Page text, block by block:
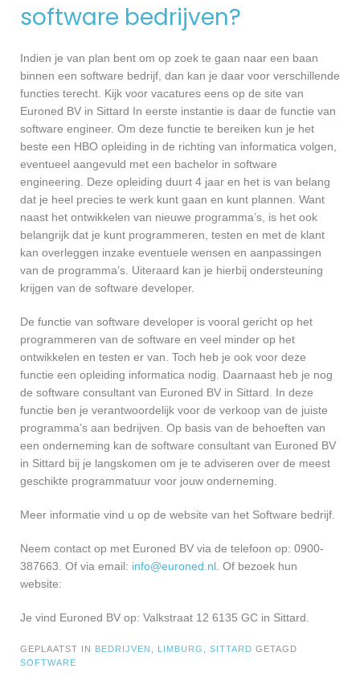
software bedrijven?
Indien je van plan bent om op zoek te gaan naar een baan
binnen een software bedrijf, dan kan je daar voor verschillende
functies terecht. Kijk voor vacatures eens op de site van
Euroned BV in Sittard In eerste instantie is daar de functie van
software engineer. Om deze functie te bereiken kun je het
beste een HBO opleiding in de richting van informatica volgen,
eventueel aangevuld met een bachelor in software
engineering. Deze opleiding duurt 4 jaar en het is van belang
dat je heel precies te werk kunt gaan en kunt plannen. Want
naast het ontwikkelen van nieuwe programma’s, is het ook
belangrijk dat je kunt programmeren, testen en met de klant
kan overleggen inzake eventuele wensen en aanpassingen
van de programma’s. Uiteraard kan je hierbij ondersteuning
krijgen van de software developer.
De functie van software developer is vooral gericht op het
programmeren van de software en veel minder op het
ontwikkelen en testen er van. Toch heb je ook voor deze
functie een opleiding informatica nodig. Daarnaast heb je nog
de software consultant van Euroned BV in Sittard. In deze
functie ben je verantwoordelijk voor de verkoop van de juiste
programma’s aan bedrijven. Op basis van de behoeften van
een onderneming kan de software consultant van Euroned BV
in Sittard bij je langskomen om je te adviseren over de meest
geschikte programmatuur voor jouw onderneming.
Meer informatie vind u op de website van het Software bedrijf.
Neem contact op met Euroned BV via de telefoon op: 0900-
387663. Of via email: info@euroned.nl . Of bezoek hun
website:
Je vind Euroned BV op: Valkstraat 12 6135 GC in Sittard.
GEPLAATST IN BEDRIJVEN LIMBURG SITTARD GETAGD
SOFTWARE